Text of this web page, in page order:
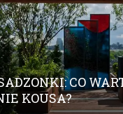
CO
KOUSA?